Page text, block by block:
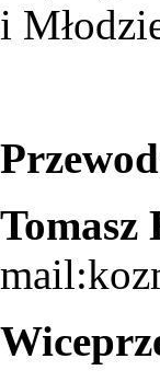
i
Tomasz